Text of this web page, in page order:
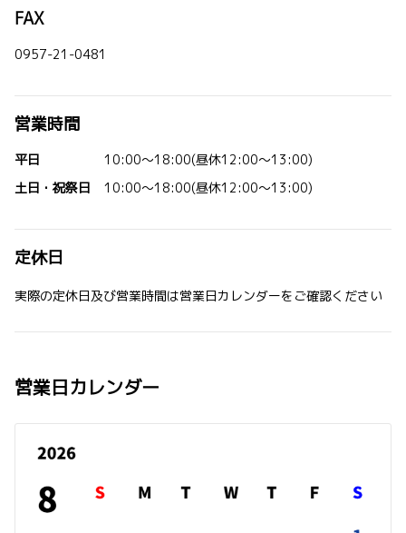
FAX
0957-21-0481
営業時間
平日
10:00～18:00(昼休12:00～13:00)
土日・祝祭日
10:00～18:00(昼休12:00～13:00)
定休日
実際の定休日及び営業時間は営業日カレンダーをご確認ください
営業日カレンダー